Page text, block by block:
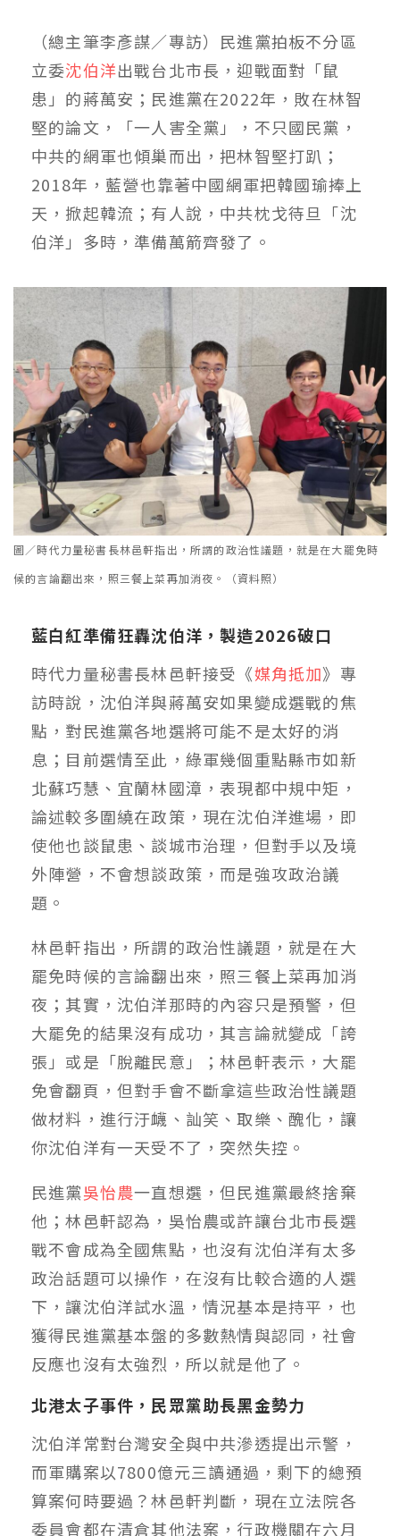
（總主筆李彥謀／專訪）民進黨拍板不分區
立委沈伯洋出戰台北市長，迎戰面對「鼠
患」的蔣萬安；民進黨在2022年，敗在林智
堅的論文，「一人害全黨」，不只國民黨，
中共的網軍也傾巢而出，把林智堅打趴；
2018年，藍營也靠著中國網軍把韓國瑜捧上
天，掀起韓流；有人說，中共枕戈待旦「沈
伯洋」多時，準備萬箭齊發了。
圖／時代力量秘書長林邑軒指出，所謂的政治性議題，就是在大罷免時
候的言論翻出來，照三餐上菜再加消夜。（資料照）
藍白紅準備狂轟沈伯洋，製造2026破口
時代力量秘書長林邑軒接受《媒角抵加》專
訪時說，沈伯洋與蔣萬安如果變成選戰的焦
點，對民進黨各地選將可能不是太好的消
息；目前選情至此，綠軍幾個重點縣市如新
北蘇巧慧、宜蘭林國漳，表現都中規中矩，
論述較多圍繞在政策，現在沈伯洋進場，即
使他也談鼠患、談城市治理，但對手以及境
外陣營，不會想談政策，而是強攻政治議
題。
林邑軒指出，所謂的政治性議題，就是在大
罷免時候的言論翻出來，照三餐上菜再加消
夜；其實，沈伯洋那時的內容只是預警，但
大罷免的結果沒有成功，其言論就變成「誇
張」或是「脫離民意」；林邑軒表示，大罷
免會翻頁，但對手會不斷拿這些政治性議題
做材料，進行汙衊、訕笑、取樂、醜化，讓
你沈伯洋有一天受不了，突然失控。
民進黨吳怡農一直想選，但民進黨最終捨棄
他；林邑軒認為，吳怡農或許讓台北市長選
戰不會成為全國焦點，也沒有沈伯洋有太多
政治話題可以操作，在沒有比較合適的人選
下，讓沈伯洋試水溫，情況基本是持平，也
獲得民進黨基本盤的多數熱情與認同，社會
反應也沒有太強烈，所以就是他了。
北港太子事件，民眾黨助長黑金勢力
沈伯洋常對台灣安全與中共滲透提出示警，
而軍購案以7800億元三讀通過，剩下的總預
算案何時要過？林邑軒判斷，現在立法院各
委員會都在清倉其他法案，行政機關在六月